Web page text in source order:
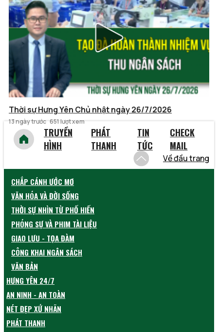
Thời sự Hưng Yên Chủ nhật ngày 26/7/2026
13 ngày trước 651 lượt xem
TRUYỀN
HÌNH
PHÁT
THANH
TIN
TỨC
CHECK
MAIL
Về đầu trang
CHẮP CÁNH ƯỚC MƠ
VĂN HÓA VÀ ĐỜI SỐNG
THỜI SỰ NHÌN TỪ PHỐ HIẾN
PHÓNG SỰ VÀ PHIM TÀI LIỆU
GIAO LƯU - TỌA ĐÀM
CÔNG KHAI NGÂN SÁCH
VĂN BẢN
HƯNG YÊN 24/7
AN NINH - AN TOÀN
NÉT ĐẸP XỨ NHÃN
PHÁT THANH